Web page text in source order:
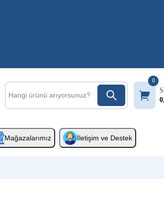
0
Mağazalarımız İletişim ve Destek